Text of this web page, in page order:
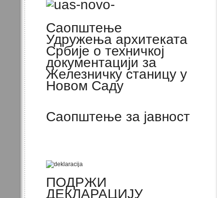
Саопштење
Удружења архитеката
Србије о техничкој
документацији за
Железничку станицу у
Новом Саду
Саопштење за јавност
ПОДРЖИ
ДЕКЛАРАЦИЈУ